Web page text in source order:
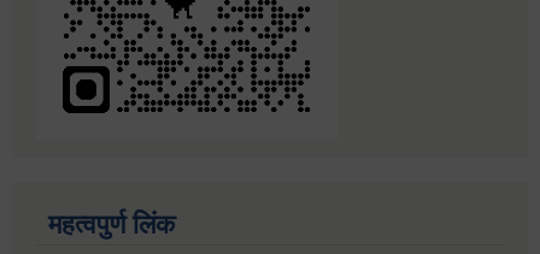
महत्वपुर्ण लिंक